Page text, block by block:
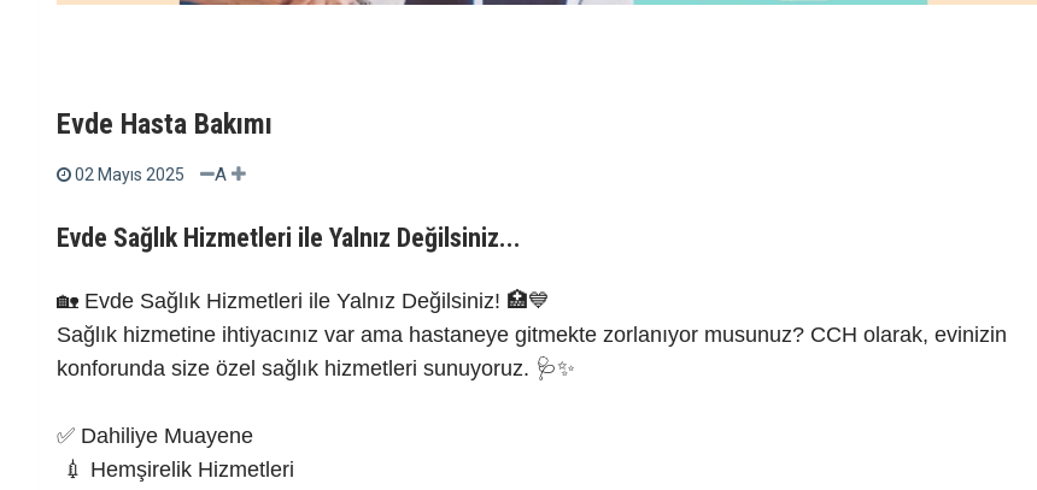
Evde Hasta Bakımı
02 Mayıs 2025 A
Evde Sağlık Hizmetleri ile Yalnız Değilsiniz...
🏡 Evde Sağlık Hizmetleri ile Yalnız Değilsiniz! 🏥💙
Sağlık hizmetine ihtiyacınız var ama hastaneye gitmekte zorlanıyor musunuz? CCH olarak, evinizin
konforunda size özel sağlık hizmetleri sunuyoruz. 🩺✨
✅ Dahiliye Muayene
💉 Hemşirelik Hizmetleri